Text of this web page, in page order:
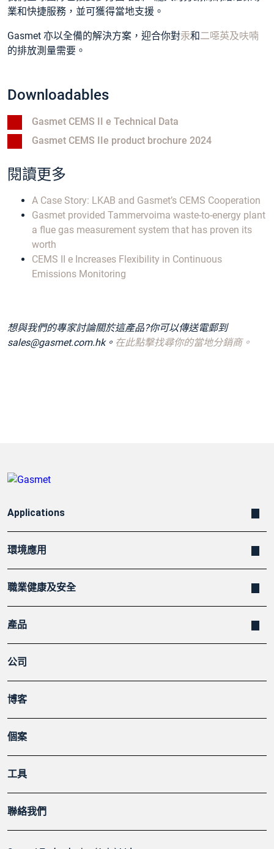
業和快捷服務，並可獲得當地支援。
Gasmet 亦以全備的解決方案，迎合你對汞和二噁英及呋喃
的排放測量需要。
Downloadables
Gasmet CEMS II e Technical Data
Gasmet CEMS IIe product brochure 2024
閱讀更多
A Case Story: LKAB and Gasmet’s CEMS Cooperation
Gasmet provided Tammervoima waste-to-energy plant
a flue gas measurement system that has proven its
worth
CEMS II e Increases Flexibility in Continuous
Emissions Monitoring
想與我們的專家討論關於這產品?你可以傳送電郵到
sales@gasmet.com.hk。 在此點撃找尋你的當地分銷商。
Applications
環境應用
職業健康及安全
產品
公司
博客
個案
工具
聯絡我們